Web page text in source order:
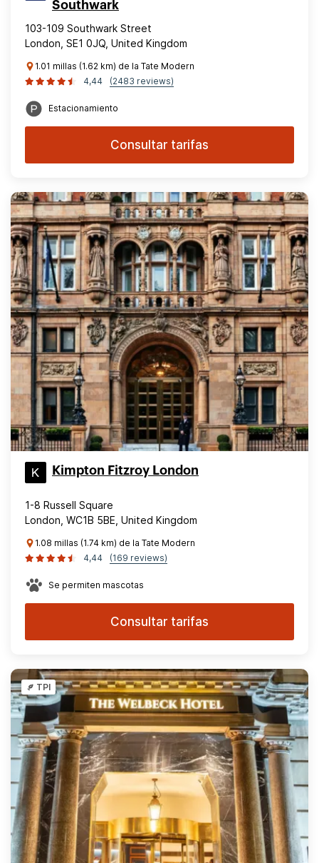
Southwark
103-109 Southwark Street
London, SE1 0JQ, United Kingdom
1.01 millas (1.62 km) de la Tate Modern
4,44
(2483 reviews)
Estacionamiento
Consultar tarifas
Kimpton Fitzroy London
1-8 Russell Square
London, WC1B 5BE, United Kingdom
1.08 millas (1.74 km) de la Tate Modern
4,44
(169 reviews)
Se permiten mascotas
Consultar tarifas
TPI